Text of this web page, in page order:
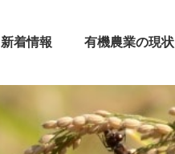
新着情報 有機農業の現状